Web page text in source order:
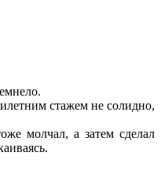
стажем не солидно,
молчал, а затем сделал